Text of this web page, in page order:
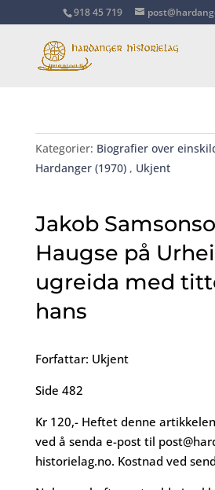
918 45 719
Kategorier: Biografier over
Hardanger (1970) , Ukjent
Jakob
Haugse på
ugreida med
hans
Forfattar: Ukjent
Side 482
Kr 120,- Heftet denne
ved å senda e-post til
historielag.no. Kostnad ved